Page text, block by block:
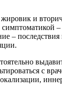
и
–
с